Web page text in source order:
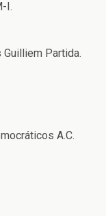
I.
Guilliem Partida.
A.C.